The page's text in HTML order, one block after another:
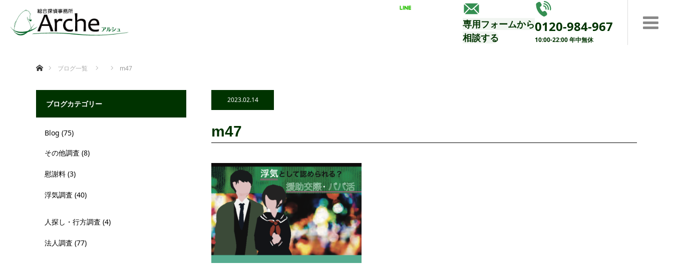
専用フォームから
相談する
0120-984-967
10:00-22:00 年中無休
ブログ一覧
m47
2023.02.14
m47
ブログカテゴリー
Blog (75)
その他調査 (8)
慰謝料 (3)
浮気調査 (40)
人探し・行方調査 (4)
法人調査 (77)